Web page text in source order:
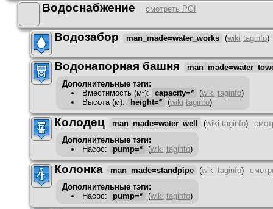
Водоснабжение смотреть POI
Водозабор man_made=water_works (wiki taginfo)
Водонапорная башня
Дополнительные тэги:
Вместимость (м³): capacity=* (wiki taginfo)
Высота (м): height=* (wiki taginfo)
Колодец man_made=water_well (wiki taginfo)
Дополнительные тэги:
Насос: pump=* (wiki taginfo)
Колонка man_made=standpipe (wiki taginfo)
Дополнительные тэги:
Насос: pump=* (wiki taginfo)